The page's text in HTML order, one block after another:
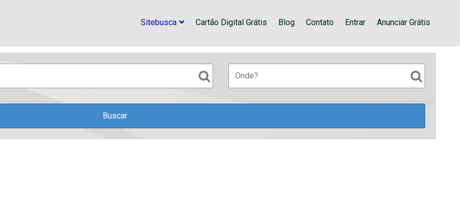
Sitebusca Cartão Digital Grátis Blog Contato Entrar Anunciar Grátis